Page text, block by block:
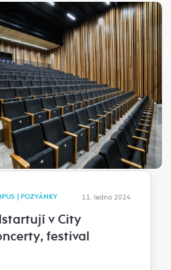
| POZVÁNKY 11. ledna 2024
v City
festival